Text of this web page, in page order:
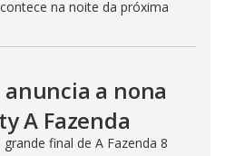
na noite da próxima
anuncia a nona
A Fazenda
final de A Fazenda 8